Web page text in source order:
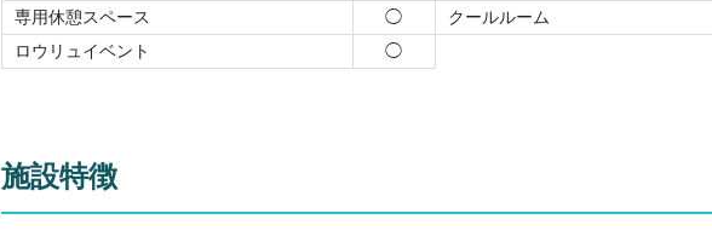
専用休憩スペース
◯
クールルーム
ロウリュイベント
◯
施設特徴